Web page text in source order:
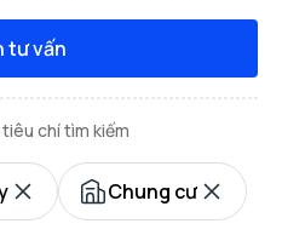
tư vấn
chí tìm kiếm
Chung cư